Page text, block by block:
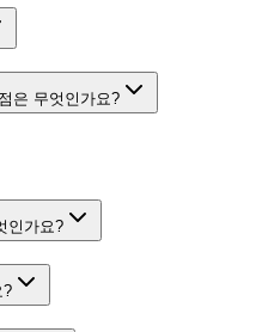
은 무엇인가요?
인가요?
?